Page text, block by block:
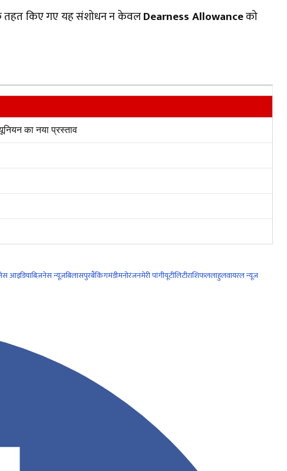
किए गए यह संशोधन न केवलDearness Allowanceको
का नया प्रस्ताव
आइडियाबिज़नेस न्यूज़बिलासपुरबैंकिंगमंडीमनोरंजनमेरी पांगीयूटीलिटीराशिफललाहुलवायरल न्यूज़